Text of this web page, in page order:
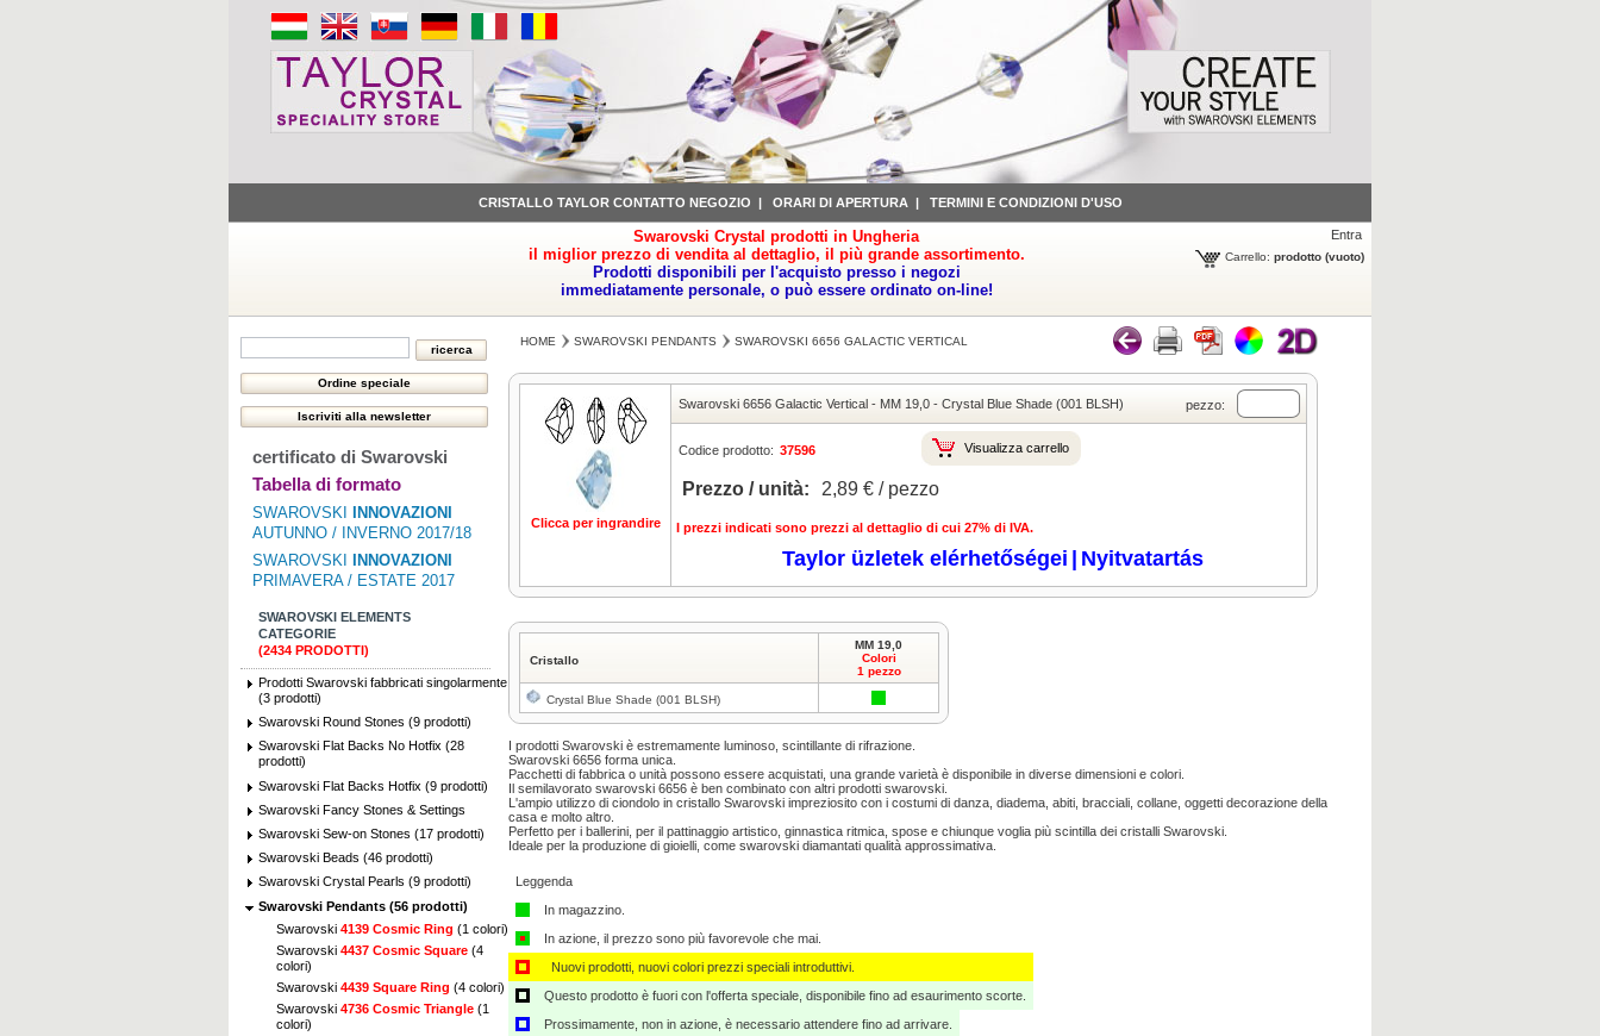
CRISTALLO TAYLOR CONTATTO NEGOZIO | ORARI DI APERTURA | TERMINI E CONDIZIONI D'USO
Swarovski Crystal prodotti in Ungheria
il miglior prezzo di vendita al dettaglio, il più grande assortimento.
Prodotti disponibili per l'acquisto presso i negozi
immediatamente personale, o può essere ordinato on-line!
Entra
Carrello: prodotto (vuoto)
certificato di Swarovski
Tabella di formato
SWAROVSKI
INNOVAZIONI
AUTUNNO / INVERNO 2017/18
SWAROVSKI
INNOVAZIONI
PRIMAVERA / ESTATE 2017
SWAROVSKI ELEMENTS
CATEGORIE
(2434 PRODOTTI)
Prodotti Swarovski fabbricati singolarmente
(3 prodotti)
Swarovski Round Stones (9 prodotti)
Swarovski Flat Backs No Hotfix (28
prodotti)
Swarovski Flat Backs Hotfix (9 prodotti)
Swarovski Fancy Stones & Settings
Swarovski Sew-on Stones (17 prodotti)
Swarovski Beads (46 prodotti)
Swarovski Crystal Pearls (9 prodotti)
Swarovski Pendants (56 prodotti)
Swarovski 4139 Cosmic Ring (1 colori)
Swarovski 4437 Cosmic Square (4
colori)
Swarovski 4439 Square Ring (4 colori)
Swarovski 4736 Cosmic Triangle (1
colori)
HOME SWAROVSKI PENDANTS SWAROVSKI 6656 GALACTIC VERTICAL
Clicca per ingrandire
Swarovski 6656 Galactic Vertical - MM 19,0 - Crystal Blue Shade (001 BLSH) pezzo:
Codice prodotto: 37596 Visualizza carrello
Prezzo / unità: 2,89 € / pezzo
I prezzi indicati sono prezzi al dettaglio di cui 27% di IVA.
Taylor üzletek elérhetőségei Nyitvatartás
Cristallo
MM 19,0
Colori
1 pezzo
Crystal Blue Shade (001 BLSH)
I prodotti Swarovski è estremamente luminoso, scintillante di rifrazione.
Swarovski 6656 forma unica.
Pacchetti di fabbrica o unità possono essere acquistati, una grande varietà è disponibile in diverse dimensioni e colori.
Il semilavorato swarovski 6656 è ben combinato con altri prodotti swarovski.
L'ampio utilizzo di ciondolo in cristallo Swarovski impreziosito con i costumi di danza, diadema, abiti, bracciali, collane, oggetti decorazione della
casa e molto altro.
Perfetto per i ballerini, per il pattinaggio artistico, ginnastica ritmica, spose e chiunque voglia più scintilla dei cristalli Swarovski.
Ideale per la produzione di gioielli, come swarovski diamantati qualità approssimativa.
Leggenda
In magazzino.
In azione, il prezzo sono più favorevole che mai.
Nuovi prodotti, nuovi colori prezzi speciali introduttivi.
Questo prodotto è fuori con l'offerta speciale, disponibile fino ad esaurimento scorte.
Prossimamente, non in azione, è necessario attendere fino ad arrivare.